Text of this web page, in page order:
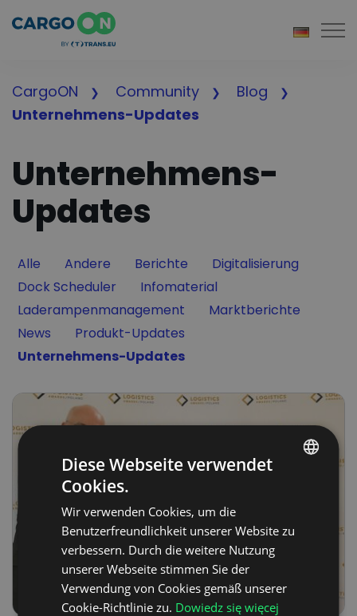
CargoON Community
Blog
Unternehmens-Updates
Unternehmens-
Updates
Filter by
Alle Filter by
Andere Filter by
Berichte Filter by
Digitalisierung
Filter by
Dock Scheduler Filter by
Infomaterial
Filter by
Laderampenmanagement Filter by
Marktberichte
Filter by
News Filter by
Produkt-Updates
Filter by
Unternehmens-Updates
SPANISH
Diese Webseite verwendet
Cookies.
Wir verwenden Cookies, um die
Benutzerfreundlichkeit unserer Website zu
verbessern. Durch die weitere Nutzung
unserer Webseite stimmen Sie der
Verwendung von Cookies gemäß unserer
Cookie-Richtlinie zu. Dowiedz się więcej